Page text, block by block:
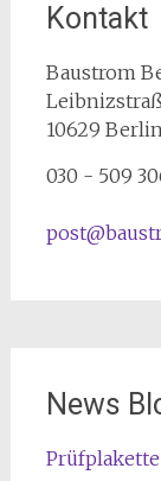
Kontakt
Baustrom
10629
030 - 509
News